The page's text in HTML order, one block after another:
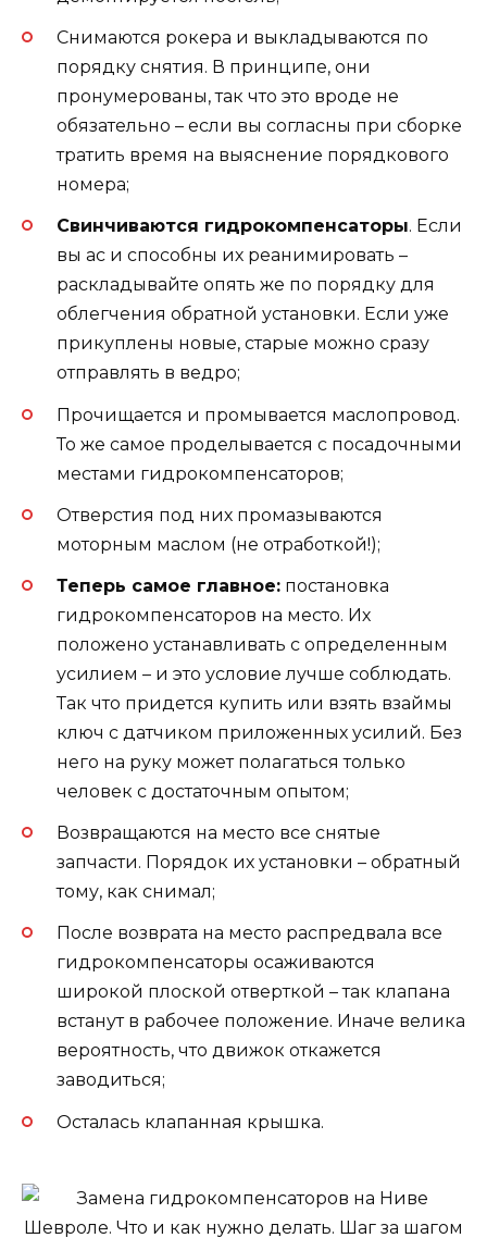
Снимаются рокера и выкладываются по
порядку снятия. В принципе, они
пронумерованы, так что это вроде не
обязательно – если вы согласны при сборке
тратить время на выяснение порядкового
номера;
Свинчиваются гидрокомпенсаторы. Если
вы ас и способны их реанимировать –
раскладывайте опять же по порядку для
облегчения обратной установки. Если уже
прикуплены новые, старые можно сразу
отправлять в ведро;
Прочищается и промывается маслопровод.
То же самое проделывается с посадочными
местами гидрокомпенсаторов;
Отверстия под них промазываются
моторным маслом (не отработкой!);
Теперь самое главное: постановка
гидрокомпенсаторов на место. Их
положено устанавливать с определенным
усилием – и это условие лучше соблюдать.
Так что придется купить или взять взаймы
ключ с датчиком приложенных усилий. Без
него на руку может полагаться только
человек с достаточным опытом;
Возвращаются на место все снятые
запчасти. Порядок их установки – обратный
тому, как снимал;
После возврата на место распредвала все
гидрокомпенсаторы осаживаются
широкой плоской отверткой – так клапана
встанут в рабочее положение. Иначе велика
вероятность, что движок откажется
заводиться;
Осталась клапанная крышка.